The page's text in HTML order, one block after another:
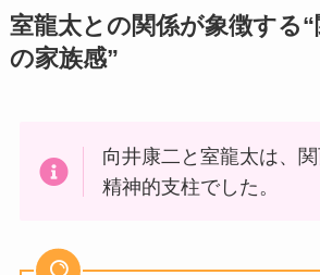
室龍太との関係が象徴する
の家族感”
向井康二と室龍太は、
精神的支柱でした。